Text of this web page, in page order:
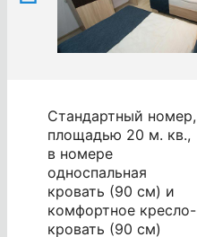
Стандартный номер,
площадью 20 м. кв.,
в номере
односпальная
кровать (90 см) и
комфортное кресло-
кровать (90 см)